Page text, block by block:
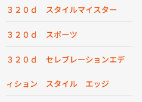
３２０ｄ スタイルマイスター
３２０ｄ スポーツ
３２０ｄ セレブレーションエデ
ィション スタイル エッジ